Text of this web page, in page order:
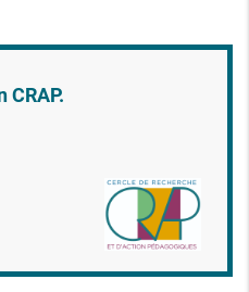
CRAP.